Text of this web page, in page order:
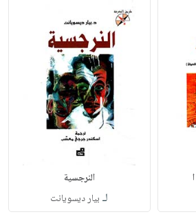
النرجسية
لـ بيار ديسويانت